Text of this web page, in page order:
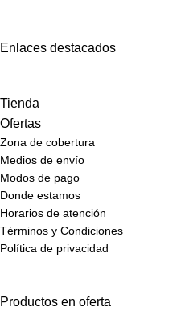
Enlaces destacados
Tienda
Ofertas
Zona de cobertura
Medios de envío
Modos de pago
Donde estamos
Horarios de atención
Términos y Condiciones
Política de privacidad
Productos en oferta